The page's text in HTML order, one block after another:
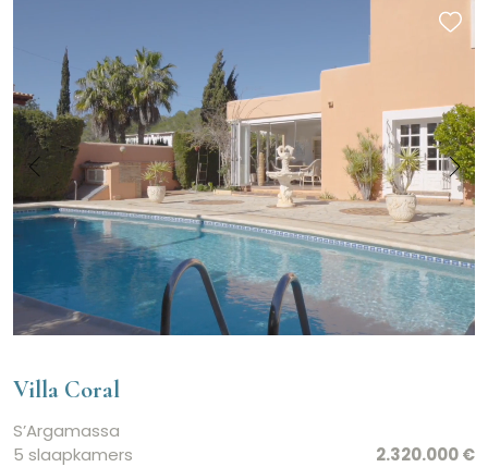
Villa Coral
S’Argamassa
5 slaapkamers
2.320.000 €